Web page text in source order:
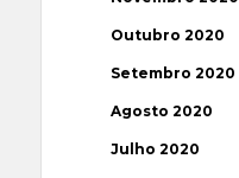
Outubro 2020
Setembro 2020
Agosto 2020
Julho 2020